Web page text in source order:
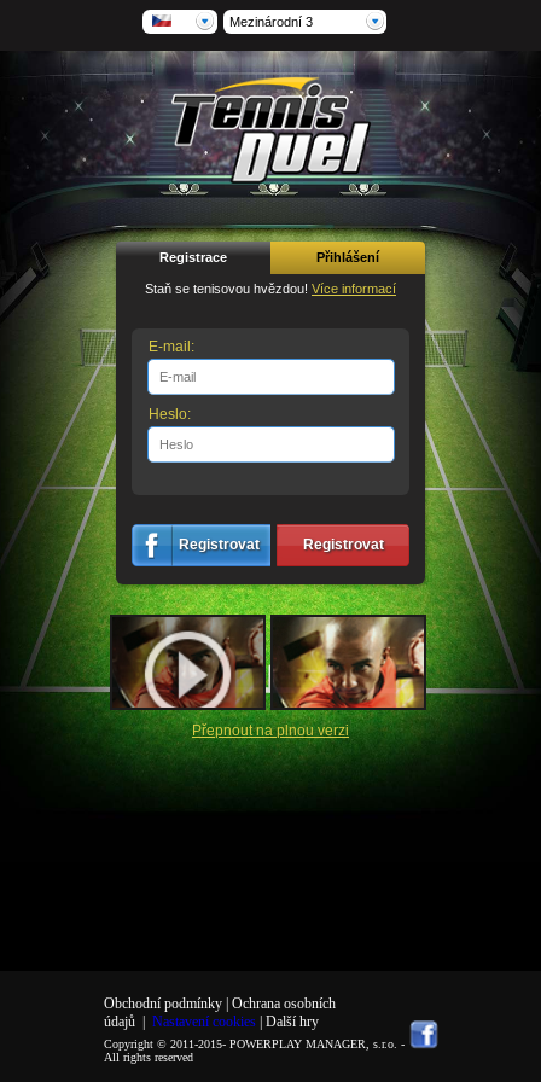
Mezinárodní 3
Registrace Přihlášení
Staň se tenisovou hvězdou! Více informací
E-mail:
Heslo:
Registrovat Registrovat
Přepnout na plnou verzi
Obchodní podmínky | Ochrana osobních
údajů| Nastavení cookies | Další hry
Copyright © 2011-2015- POWERPLAY MANAGER, s.r.o. -
All rights reserved